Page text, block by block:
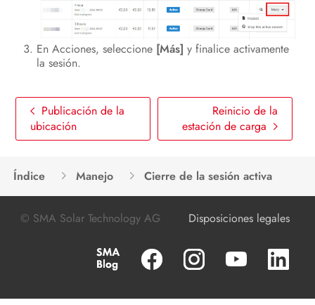
En Acciones, seleccione [Más] y finalice activamente
la sesión.
Publicación de la
ubicación
Reinicio de la
estación de carga
Índice Manejo Cierre de la sesión activa
© SMA Solar Technology AG Disposiciones legales